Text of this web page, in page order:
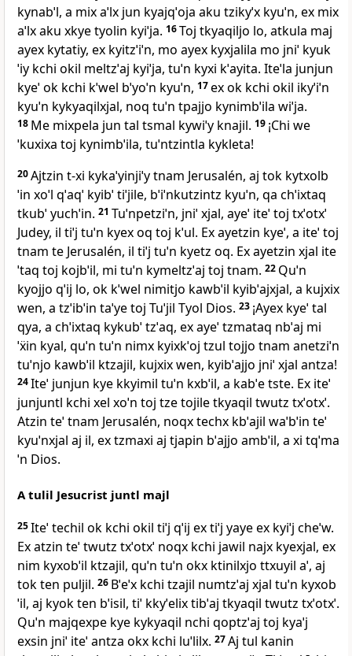
kynabˈl, a mix aˈlx jun kyajqˈoja aku tzikyˈx kyuˈn, ex mix
aˈlx aku xkye tyolin kyiˈja. 16Toj tkyaqiljo lo, atkula maj
ayex kytatiy, ex kyitzˈiˈn, mo ayex kyxjalila mo jniˈ kyuk
ˈiy kchi okil meltzˈaj kyiˈja, tuˈn kyxi kˈayita. Iteˈla junjun
kyeˈ ok kchi kˈwel bˈyoˈn kyuˈn, 17ex ok kchi okil ikyˈiˈn
kyuˈn kykyaqilxjal, noq tuˈn tpajjo kynimbˈila wiˈja.
18 Me mixpela jun tal tsmal kywiˈy knajil. 19 ¡Chi we
ˈkuxixa toj kynimbˈila, tuˈntzintla kykleta!
20Ajtzin t‑xi kykaˈyinjiˈy tnam Jerusalén, aj tok kytxolb
ˈin xoˈl qˈaqˈ kyibˈ tiˈjile, bˈiˈnkutzintz kyuˈn, qa chˈixtaq
tkubˈ yuchˈin. 21 Tuˈnpetziˈn, jniˈ xjal, ayeˈ iteˈ toj txˈotxˈ
Judey, il tiˈj tuˈn kyex oq toj kˈul. Ex ayetzin kyeˈ, a iteˈ toj
tnam te Jerusalén, il tiˈj tuˈn kyetz oq. Ex ayetzin xjal ite
ˈtaq toj kojbˈil, mi tuˈn kymeltzˈaj toj tnam. 22 Quˈn
kyojjo qˈij lo, ok kˈwel nimitjo kawbˈil kyibˈajxjal, a kujxix
wen, a tzˈibˈin taˈye toj Tuˈjil Tyol Dios. 23 ¡Ayex kyeˈ tal
qya, a chˈixtaq kykubˈ tzˈaq, ex ayeˈ tzmataq nbˈaj mi
ˈẍin kyal, quˈn tuˈn nimx kyixkˈoj tzul tojjo tnam anetziˈn
tuˈnjo kawbˈil ktzajil, kujxix wen, kyibˈajjo jniˈ xjal antza!
24Iteˈ junjun kye kkyimil tuˈn kxbˈil, a kabˈe tste. Ex iteˈ
junjuntl kchi xel xoˈn toj tze tojile tkyaqil twutz txˈotxˈ.
Atzin teˈ tnam Jerusalén, noqx techx kbˈajil waˈbˈin teˈ
kyuˈnxjal aj il, ex tzmaxi aj tjapin bˈajjo ambˈil, a xi tqˈma
ˈn Dios.
A tulil Jesucrist juntl majl
25Iteˈ techil ok kchi okil tiˈj qˈij ex tiˈj yaye ex kyiˈj cheˈw.
Ex atzin teˈ twutz txˈotxˈ noqx kchi jawil najx kyexjal, ex
nim kyxobˈil ktzajil, quˈn tuˈn okx ktinilxjo ttxuyil aˈ, aj
tok ten puljil. 26 Bˈeˈx kchi tzajil numtzˈaj xjal tuˈn kyxob
ˈil, aj kyok ten bˈisil, tiˈ kkyˈelix tibˈaj tkyaqil twutz txˈotxˈ.
Quˈn majqexpe kye kykyaqil nchi qoptzˈaj toj kyaˈj
exsin jniˈ iteˈ antza okx kchi luˈlilx. 27Aj tul kanin